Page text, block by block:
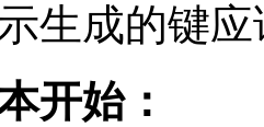
生成的键
开始：